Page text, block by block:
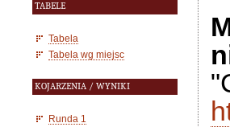
TABELE
Tabela
Tabela wg miejsc
KOJARZENIA / WYNIKI
Runda 1